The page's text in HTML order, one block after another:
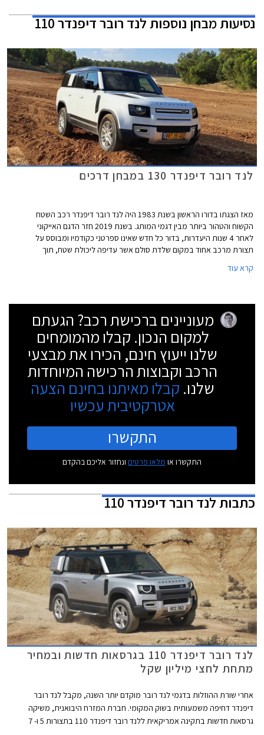
נסיעות מבחן נוספותלנד רובר דיפנדר 110
לנד רובר דיפנדר 130 במבחן דרכים
מאז הצגתו בדורו הראשון בשנת 1983 היה לנד רובר דיפנדר רכב השטח
הקשוח והטהור ביותר מבין דגמי המותג. בשנת 2019 חזר הדגם האייקוני
לאחר 4 שנות היעדרות, בדור כל חדש שאינו ספרטני כקודמיו ומבוסס על
תצורת מרכב אחוד במקום שלדת סולם אשר עדיפה ליכולת שטח, תוך
קרא עוד
מעוניינים ברכישת רכב? הגעתם
למקום הנכון. קבלו מהמומחים
שלנו ייעוץ חינם, הכירו את מבצעי
הרכב וקבוצות הרכישה המיוחדות
שלנו. קבלו מאיתנו בחינם הצעה
אטרקטיבית עכשיו
התקשרו
התקשרו או מלאו פרטים ונחזור אליכם בהקדם
כתבותלנד רובר דיפנדר 110
לנד רובר דיפנדר 110 בגרסאות חדשות ובמחיר
מתחת לחצי מיליון שקל
אחרי שורת ההוזלות בדגמי לנד רובר מוקדם יותר השנה, מקבל לנד רובר
דיפנדר דחיפה משמעותית בשוק המקומי. חברת המזרח היבואנית, משיקה
גרסאות חדשות בתקינה אמריקאית ללנד רובר דיפנדר 110 בתצורות 5 ו- 7